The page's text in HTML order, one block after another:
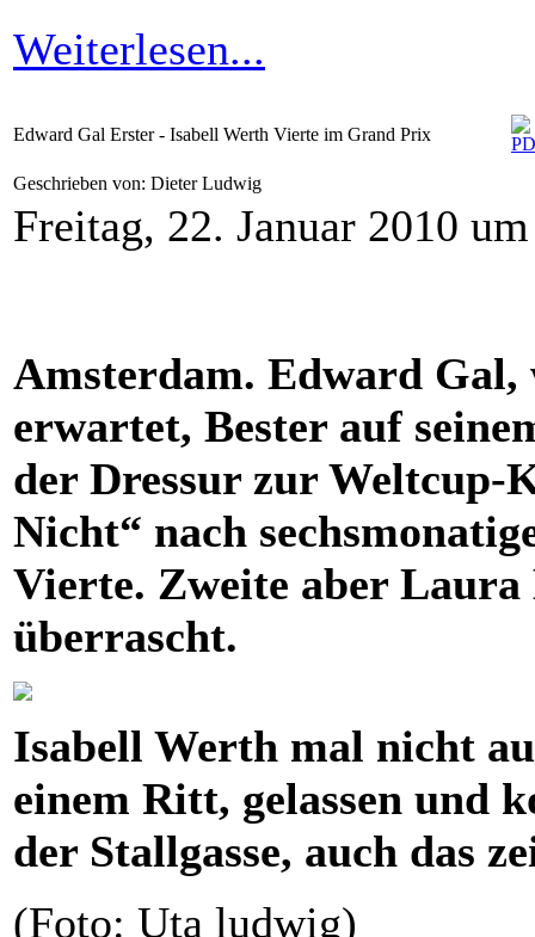
Weiterlesen...
Edward Gal Erster - Isabell Werth Vierte im Grand Prix
Geschrieben von: Dieter Ludwig
Freitag, 22. Januar 2010
Amsterdam. Edward Gal,
erwartet, Bester auf
der Dressur zur
Nicht“ nach
Vierte. Zweite aber Laura
überrascht.
Isabell Werth mal nicht
einem Ritt, gelassen und
der Stallgasse, auch das
(Foto: Uta ludwig)